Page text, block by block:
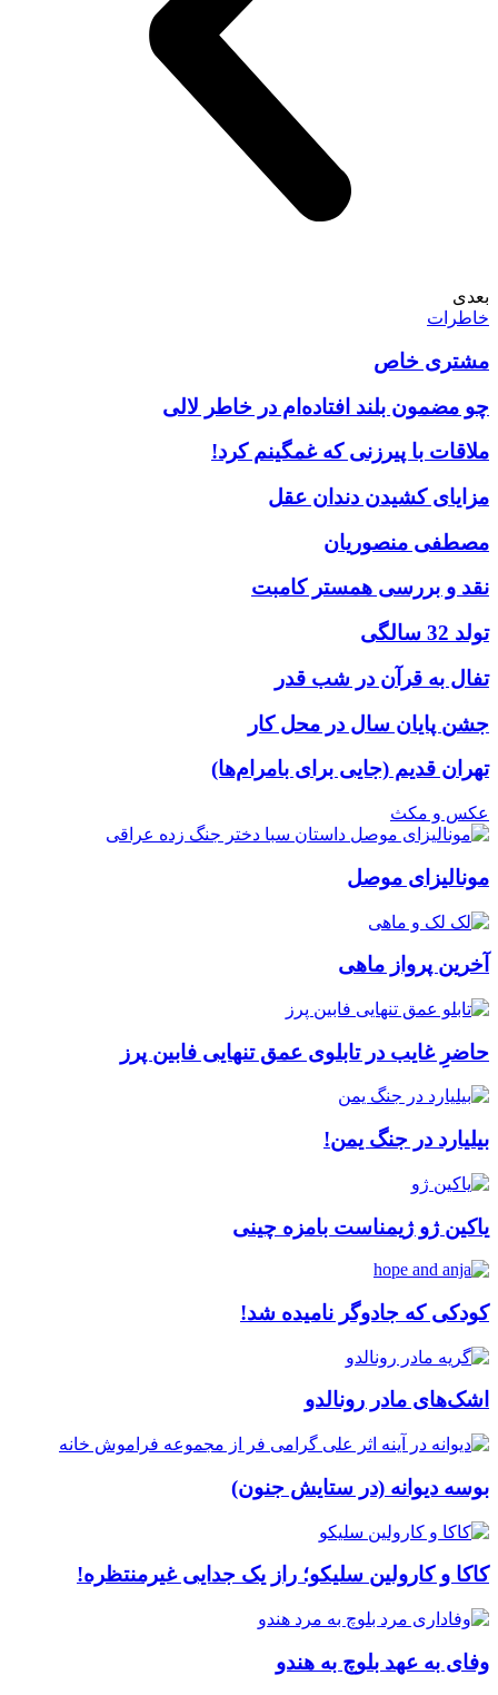
بعدی
خاطرات
مشتری خاص
چو مضمون بلند افتاده‌ام در خاطر لالی
ملاقات با پیرزنی که غمگینم کرد!
مزایای کشیدن دندان عقل
مصطفی منصوریان
نقد و بررسی همستر کامبت
تولد 32 سالگی
تفال به قرآن در شب قدر
جشن پایان سال در محل کار
تهران قدیم (جایی برای بامرام‌ها)
عکس و مکث
مونالیزای موصل
آخرین پرواز ماهی
حاضرِ غایب در تابلوی عمق تنهایی فابین پرز
بیلیارد در جنگ یمن!
یاکین ژو ژیمناست بامزه چینی
کودکی که جادوگر نامیده شد!
اشک‌های مادر رونالدو
بوسه دیوانه (در ستایش جنون)
کاکا و کارولین سلیکو؛ راز یک جدایی غیرمنتظره!
وفای به عهد بلوچ به هندو